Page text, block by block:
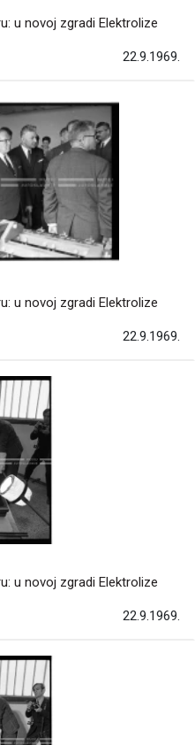
u novoj zgradi Elektrolize
22.9.1969.
u novoj zgradi Elektrolize
22.9.1969.
u novoj zgradi Elektrolize
22.9.1969.